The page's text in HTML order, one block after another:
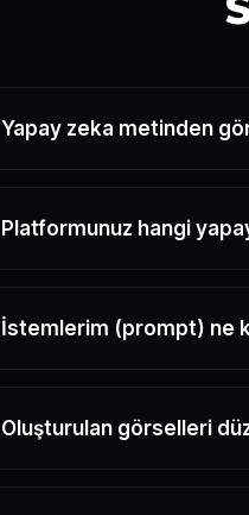
Yapay zeka metinden
Platformunuz hangi
İstemlerim (prompt) ne
Oluşturulan görselleri